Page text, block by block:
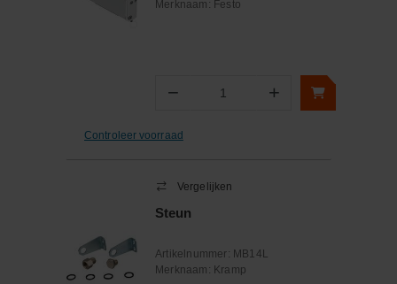
Merknaam: Festo
− Aantal +
Controleer voorraad
Vergelijken
Steun
Artikelnummer: MB14L
Merknaam: Kramp